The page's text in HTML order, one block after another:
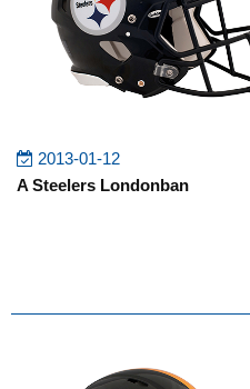
2013-01-12
A Steelers Londonban